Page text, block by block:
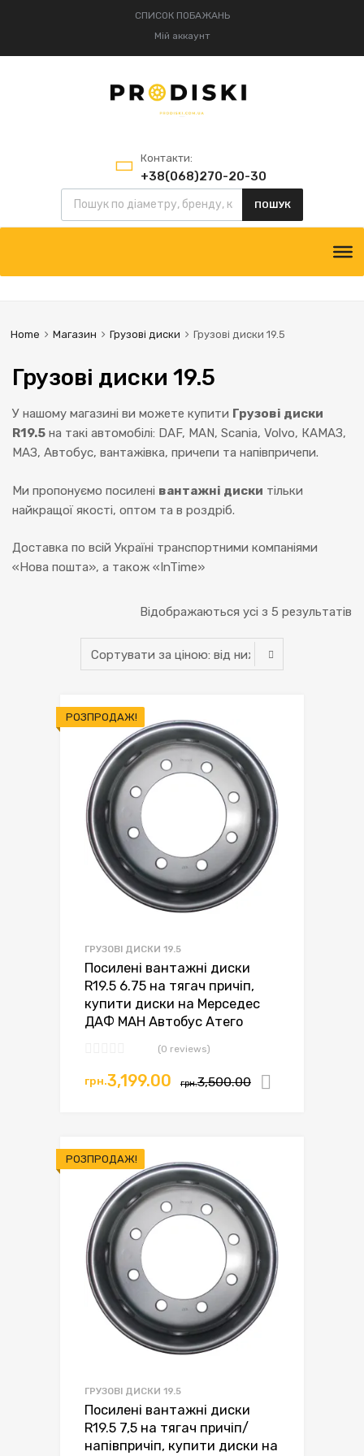
СПИСОК ПОБАЖАНЬ
Мій аккаунт
Контакти:
+38(068)270-20-30
+38(095)834-52-75
Пошук товарів
ПОШУК
content
Home Магазин Грузові диски Грузові диски 19.5
Грузові диски 19.5
У нашому магазині ви можете купити Грузові диски
R19.5 на такі автомобілі: DAF, MAN, Scania, Volvo, КАМАЗ,
МАЗ, Автобус, вантажівка, причепи та напівпричепи.
Ми пропонуємо посилені вантажні диски тільки
найкращої якості, оптом та в роздріб.
Доставка по всій Україні транспортними компаніями
«Нова пошта», а також «InTime»
Відображаються усі з 5 результатів
РОЗПРОДАЖ!
ГРУЗОВІ ДИСКИ 19.5
Посилені вантажні диски
R19.5 6.75 на тягач причіп,
купити диски на Мерседес
ДАФ МАН Автобус Атего
(0 reviews)
грн.3,500.00Оригінальна
грн.3,199.00
Поточна
РОЗПРОДАЖ!
ГРУЗОВІ ДИСКИ 19.5
Посилені вантажні диски
R19.5 7,5 на тягач причіп/
напівпричіп, купити диски на